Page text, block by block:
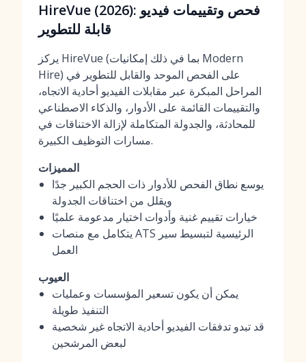
HireVue (2026): فحص وتقييمات فيديو
قابلة للتطوير
يركز HireVue (بما في ذلك إمكانيات Modern
Hire) على الفحص الموحد والقابل للتطوير في
المراحل المبكرة عبر مقابلات الفيديو أحادية الاتجاه،
والتقييمات القائمة على الأدوار، والذكاء الاصطناعي
للمحادثة، والجدولة المتكاملة لإزالة الاختناقات في
مسارات التوظيف الكبيرة.
المميزات
يوسع نطاق الفحص للأدوار ذات الحجم الكبير جدًا
ويقلل من اختناقات الجدولة
خيارات تقييم غنية وأدوات اختيار مدعومة علميًا
يتكامل مع منصات ATS الرئيسية لتبسيط سير
العمل
العيوب
يمكن أن يكون تسعير المؤسسات وعمليات
التنفيذ طويلة
قد تبدو تدفقات الفيديو أحادية الاتجاه غير شخصية
لبعض المرشحين